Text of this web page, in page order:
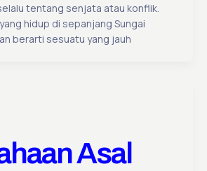
tentang senjata atau konflik.
hidup di sepanjang Sungai
berarti sesuatu yang jauh
Asal